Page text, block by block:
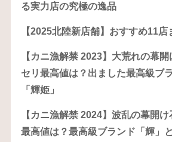
る実力店の究極の逸品
【2025北陸新店舗】おすすめ11店
【カニ漁解禁 2023】大荒れの幕
セリ最高値は？出ました最高級ブ
「輝姫」
【カニ漁解禁 2024】波乱の幕開
最高値は？最高級ブランド「輝」